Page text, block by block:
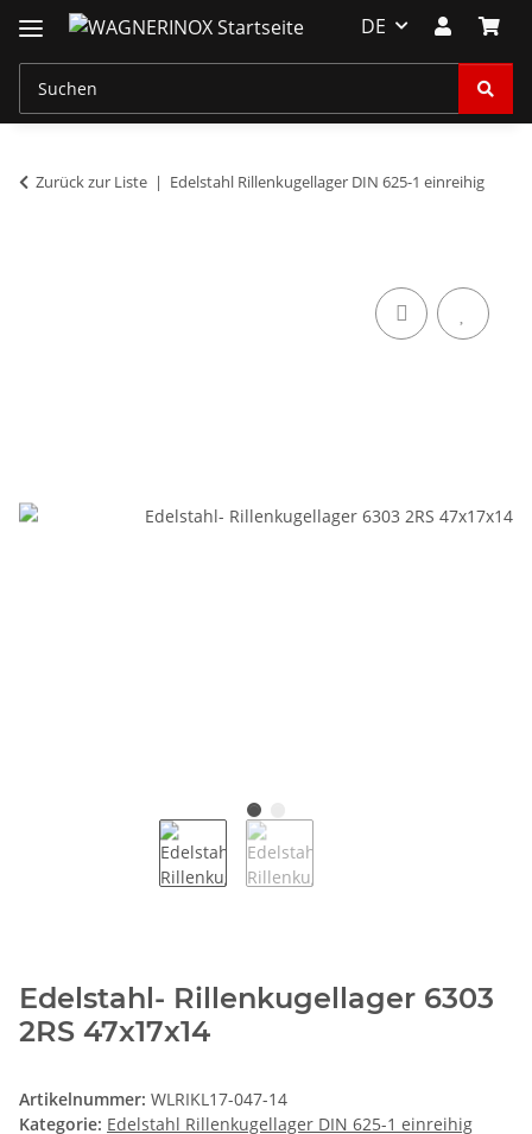
DE
Zurück zur Liste Edelstahl Rillenkugellager DIN 625-1 einreihig
Edelstahl- Rillenkugellager 6303
2RS 47x17x14
Artikelnummer: WLRIKL17-047-14
Kategorie: Edelstahl Rillenkugellager DIN 625-1 einreihig